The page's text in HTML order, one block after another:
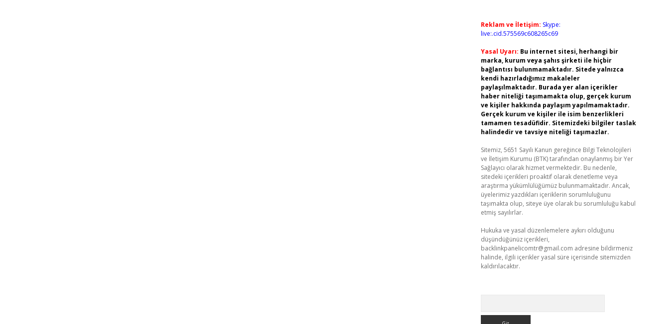
Reklam ve İletişim: Skype:
live:.cid.575569c608265c69
Yasal Uyarı: Bu internet sitesi, herhangi bir
marka, kurum veya şahıs şirketi ile hiçbir
bağlantısı bulunmamaktadır. Sitede yalnızca
kendi hazırladığımız makaleler
paylaşılmaktadır. Burada yer alan içerikler
haber niteliği taşımamakta olup, gerçek kurum
ve kişiler hakkında paylaşım yapılmamaktadır.
Gerçek kurum ve kişiler ile isim benzerlikleri
tamamen tesadüfidir. Sitemizdeki bilgiler taslak
halindedir ve tavsiye niteliği taşımazlar.
Sitemiz, 5651 Sayılı Kanun gereğince Bilgi Teknolojileri
ve İletişim Kurumu (BTK) tarafından onaylanmış bir Yer
Sağlayıcı olarak hizmet vermektedir. Bu nedenle,
sitedeki içerikleri proaktif olarak denetleme veya
araştırma yükümlülüğümüz bulunmamaktadır. Ancak,
üyelerimiz yazdıkları içeriklerin sorumluluğunu
taşımakta olup, siteye üye olarak bu sorumluluğu kabul
etmiş sayılırlar.
Hukuka ve yasal düzenlemelere aykırı olduğunu
düşündüğünüz içerikleri,
backlinkpanelicomtr@gmail.com adresine bildirmeniz
halinde, ilgili içerikler yasal süre içerisinde sitemizden
kaldırılacaktır.